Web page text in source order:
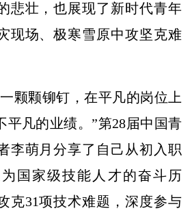
悲壮，也展现了新时代青年
现场、极寒雪原中攻坚克难
颗颗铆钉，在平凡的岗位上
平凡的业绩。”第28届中国青
李萌月分享了自己从初入职
国家级技能人才的奋斗历
克31项技术难题，深度参与